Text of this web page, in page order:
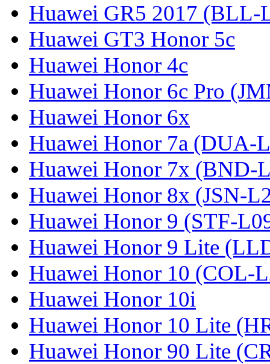
Huawei GR5 2017 (BLL-
Huawei GT3 Honor 5c
Huawei Honor 4c
Huawei Honor 6c Pro
Huawei Honor 6x
Huawei Honor 7a (DUA-
Huawei Honor 7x (BND-
Huawei Honor 8x (JSN-
Huawei Honor 9 (STF-
Huawei Honor 9 Lite
Huawei Honor 10 (COL-
Huawei Honor 10i
Huawei Honor 10 Lite
Huawei Honor 90 Lite